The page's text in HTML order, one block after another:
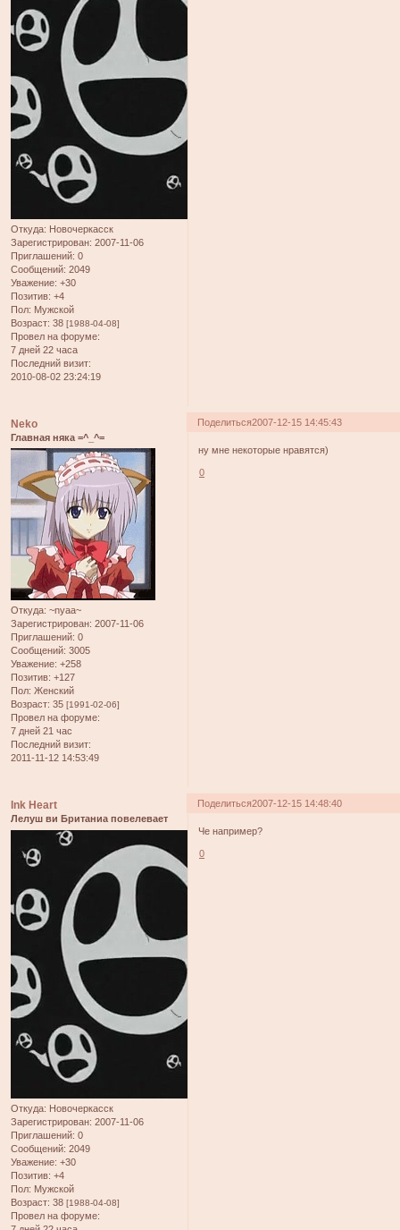
Откуда: Новочеркасск
Зарегистрирован: 2007-11-06
Приглашений: 0
Сообщений: 2049
Уважение: +30
Позитив: +4
Пол: Мужской
Возраст: 38 [1988-04-08]
Провел на форуме:
7 дней 22 часа
Последний визит:
2010-08-02 23:24:19
Поделиться2007-12-15 14:45:43
Neko
Главная няка =^_^=
Откуда: ~nyaa~
Зарегистрирован: 2007-11-06
Приглашений: 0
Сообщений: 3005
Уважение: +258
Позитив: +127
Пол: Женский
Возраст: 35 [1991-02-06]
Провел на форуме:
7 дней 21 час
Последний визит:
2011-11-12 14:53:49
ну мне некоторые нравятся)
0
Поделиться2007-12-15 14:48:40
Ink Heart
Лелуш ви Британиа повелевает
Откуда: Новочеркасск
Зарегистрирован: 2007-11-06
Приглашений: 0
Сообщений: 2049
Уважение: +30
Позитив: +4
Пол: Мужской
Возраст: 38 [1988-04-08]
Провел на форуме:
Че например?
0